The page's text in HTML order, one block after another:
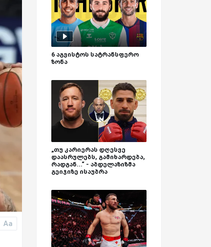
Aa
6 აგვისტოს სატრანსფერო
ზონა
„თუ კარიერას დღესვე
დაასრულებს, გამიხარდება,
რადგან...“ - აბდელაზიზმა
გეიჯიზე ისაუბრა